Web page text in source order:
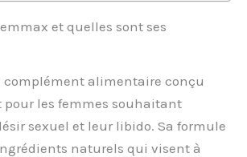
et quelles sont ses
complément alimentaire conçu
les femmes souhaitant
sexuel et leur libido. Sa formule
naturels qui visent à